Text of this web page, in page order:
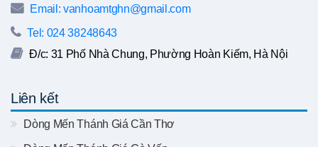
Email: vanhoamtghn@gmail.com
Tel: 024 38248643
Đ/c: 31 Phố Nhà Chung, Phường Hoàn Kiếm, Hà Nội
Liên kết
Dòng Mến Thánh Giá Cần Thơ